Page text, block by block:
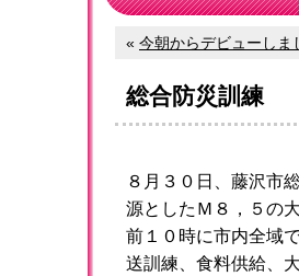
« 今朝からデビューしま
総合防災訓練
８月３０日、藤沢市
源としたＭ８，５の
前１０時に市内全域
送訓練、食料供給、